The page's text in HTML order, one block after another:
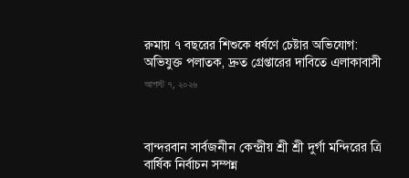
রুমায় ৭ বছরের শিশুকে ধর্ষণে চেষ্টার অভিযোগ:
অভিযুক্ত পলাতক, দ্রুত গ্রেপ্তারের দাবিতে এলাকাবাসী
আগস্ট ৭, ২০২৬
বান্দরবান সার্বজনীন কেন্দ্রীয় শ্রী শ্রী দুর্গা মন্দিরের ত্রি
বার্ষিক নির্বাচন সম্পন্ন